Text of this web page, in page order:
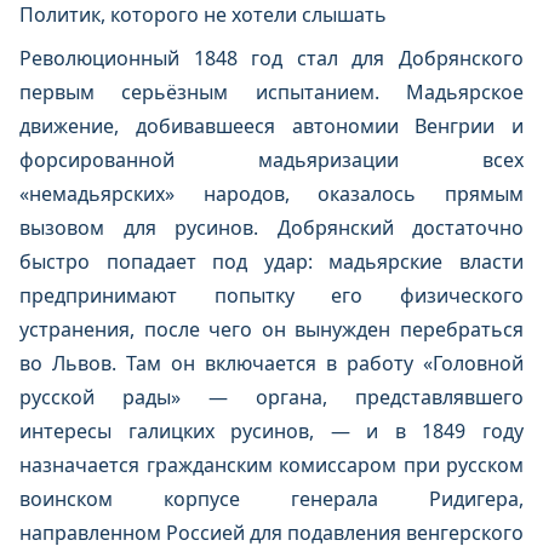
Политик, которого не хотели слышать
Революционный 1848 год стал для Добрянского
первым серьёзным испытанием. Мадьярское
движение, добивавшееся автономии Венгрии и
форсированной мадьяризации всех
«немадьярских» народов, оказалось прямым
вызовом для русинов. Добрянский достаточно
быстро попадает под удар: мадьярские власти
предпринимают попытку его физического
устранения, после чего он вынужден перебраться
во Львов. Там он включается в работу «Головной
русской рады» — органа, представлявшего
интересы галицких русинов, — и в 1849 году
назначается гражданским комиссаром при русском
воинском корпусе генерала Ридигера,
направленном Россией для подавления венгерского